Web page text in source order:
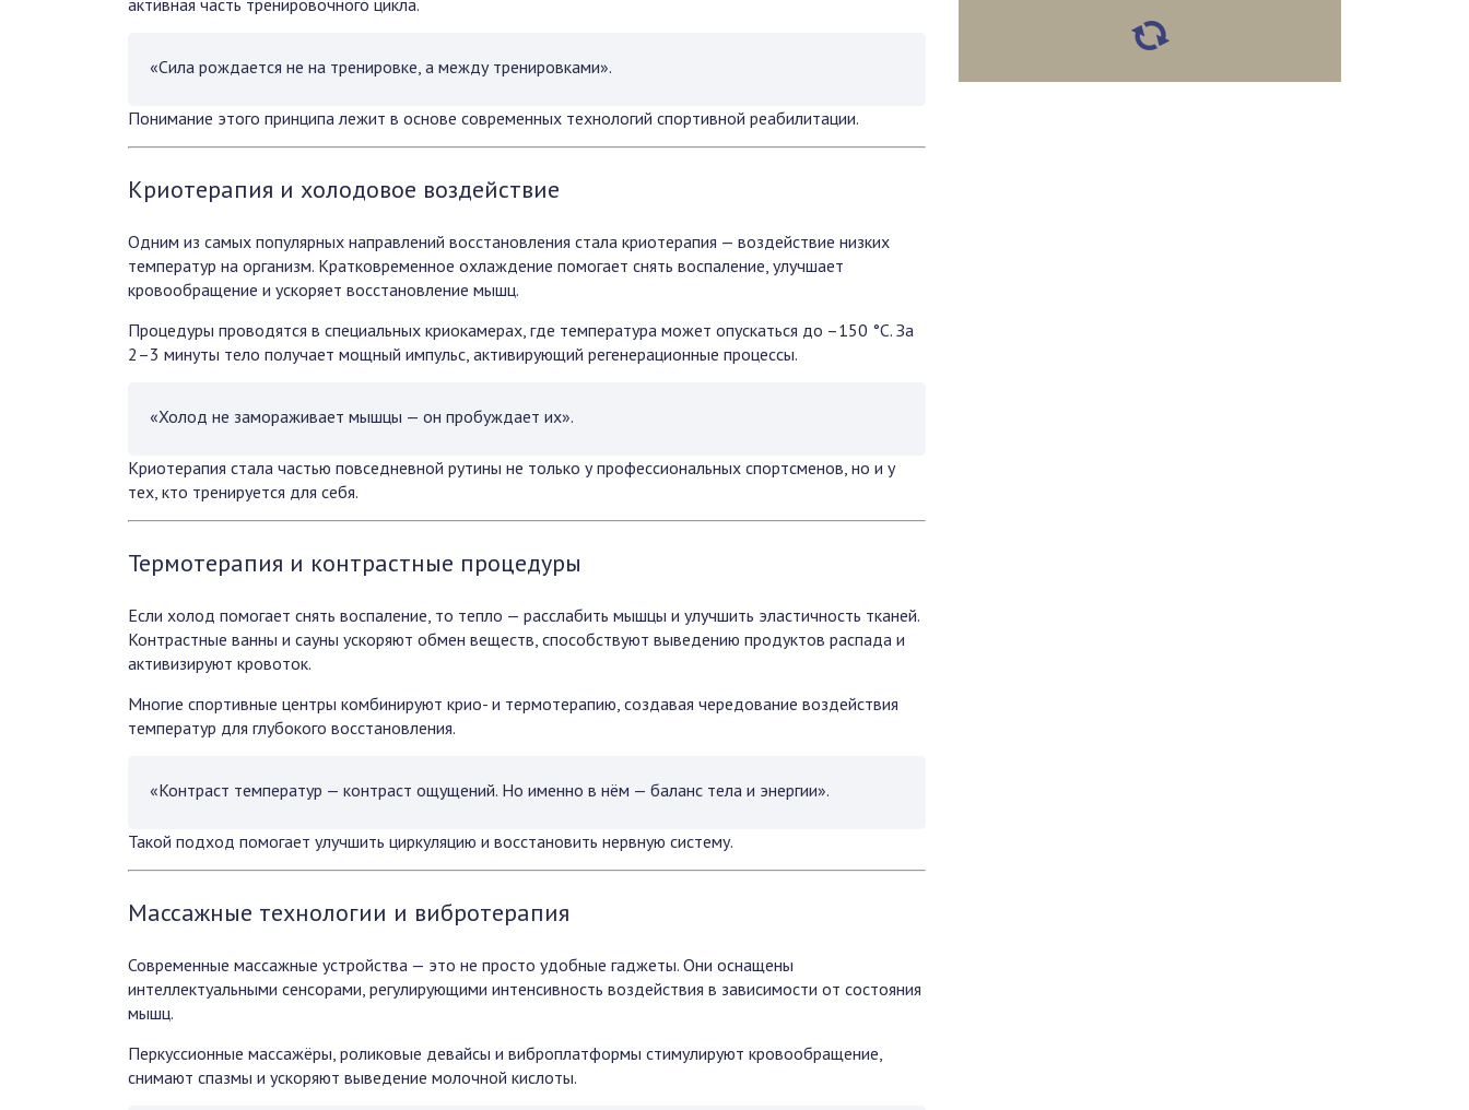
«Сила рождается не на тренировке, а между тренировками».
Понимание этого принципа лежит в основе современных технологий спортивной реабилитации.
Криотерапия и холодовое воздействие
Одним из самых популярных направлений восстановления стала криотерапия — воздействие низких
температур на организм. Кратковременное охлаждение помогает снять воспаление, улучшает
кровообращение и ускоряет восстановление мышц.
Процедуры проводятся в специальных криокамерах, где температура может опускаться до –150 °C. За
2–3 минуты тело получает мощный импульс, активирующий регенерационные процессы.
«Холод не замораживает мышцы — он пробуждает их».
Криотерапия стала частью повседневной рутины не только у профессиональных спортсменов, но и у
тех, кто тренируется для себя.
Термотерапия и контрастные процедуры
Если холод помогает снять воспаление, то тепло — расслабить мышцы и улучшить эластичность тканей.
Контрастные ванны и сауны ускоряют обмен веществ, способствуют выведению продуктов распада и
активизируют кровоток.
Многие спортивные центры комбинируют крио- и термотерапию, создавая чередование воздействия
температур для глубокого восстановления.
«Контраст температур — контраст ощущений. Но именно в нём — баланс тела и энергии».
Такой подход помогает улучшить циркуляцию и восстановить нервную систему.
Массажные технологии и вибротерапия
Современные массажные устройства — это не просто удобные гаджеты. Они оснащены
интеллектуальными сенсорами, регулирующими интенсивность воздействия в зависимости от состояния
мышц.
Перкуссионные массажёры, роликовые девайсы и виброплатформы стимулируют кровообращение,
снимают спазмы и ускоряют выведение молочной кислоты.